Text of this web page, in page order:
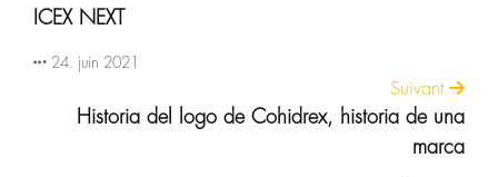
ICEX NEXT
24. juin 2021
Suivant
Historia del logo de Cohidrex, historia de una
marca